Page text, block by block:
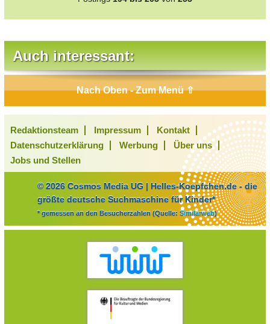
Auch interessant:
Nach Oben - Zum Menü ⇧
Redaktionsteam Impressum
Kontakt
Datenschutzerklärung
Werbung
Über uns
Jobs und Stellen
© 2026 Cosmos Media UG | Helles-Koepfchen.de - die
größte deutsche Suchmaschine für Kinder*
* gemessen an den Besucherzahlen (Quelle: Similarweb)